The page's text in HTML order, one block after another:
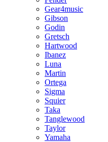
Gear4music
Gibson
Godin
Gretsch
Hartwood
Ibanez
Luna
Martin
Ortega
Sigma
Squier
Taka
Tanglewood
Taylor
Yamaha